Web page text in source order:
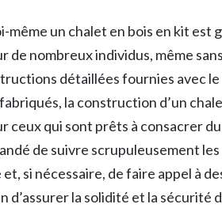
même un chalet en bois en kit
de nombreux individus, même
détaillées fournies avec
la construction d’un
ceux qui sont prêts à consacrer
de suivre scrupuleusement
et, si nécessaire, de faire appel à
d’assurer la solidité et la sécurité